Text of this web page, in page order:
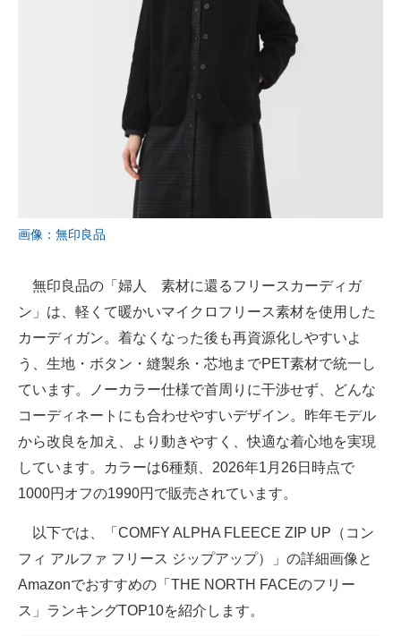
画像：無印良品
無印良品の「婦人 素材に還るフリースカーディガ
ン」は、軽くて暖かいマイクロフリース素材を使用した
カーディガン。着なくなった後も再資源化しやすいよ
う、生地・ボタン・縫製糸・芯地までPET素材で統一し
ています。ノーカラー仕様で首周りに干渉せず、どんな
コーディネートにも合わせやすいデザイン。昨年モデル
から改良を加え、より動きやすく、快適な着心地を実現
しています。カラーは6種類、2026年1月26日時点で
1000円オフの1990円で販売されています。
以下では、「COMFY ALPHA FLEECE ZIP UP（コン
フィ アルファ フリース ジップアップ）」の詳細画像と
Amazonでおすすめの「THE NORTH FACEのフリー
ス」ランキングTOP10を紹介します。